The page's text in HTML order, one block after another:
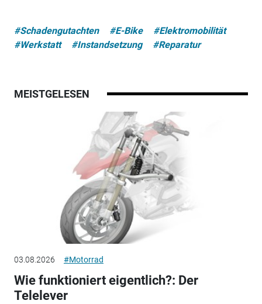
#Schadengutachten #E-Bike
#Elektromobilität
#Werkstatt
#Instandsetzung #Reparatur
MEISTGELESEN
03.08.2026 #Motorrad
Wie funktioniert eigentlich?: Der
Telelever